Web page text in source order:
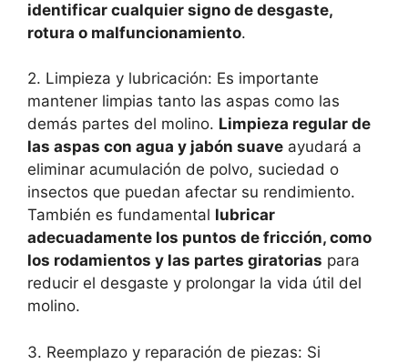
identificar cualquier signo de desgaste,
rotura o malfuncionamiento.
2. Limpieza y lubricación: Es importante
mantener limpias tanto las aspas como las
demás partes del molino. Limpieza regular de
las aspas con agua y jabón suave ayudará a
eliminar acumulación de polvo, suciedad o
insectos que puedan afectar su rendimiento.
También es fundamental lubricar
adecuadamente los puntos de fricción, como
los rodamientos y las partes giratorias para
reducir el desgaste y prolongar la vida útil del
molino.
3. Reemplazo y reparación de piezas: Si